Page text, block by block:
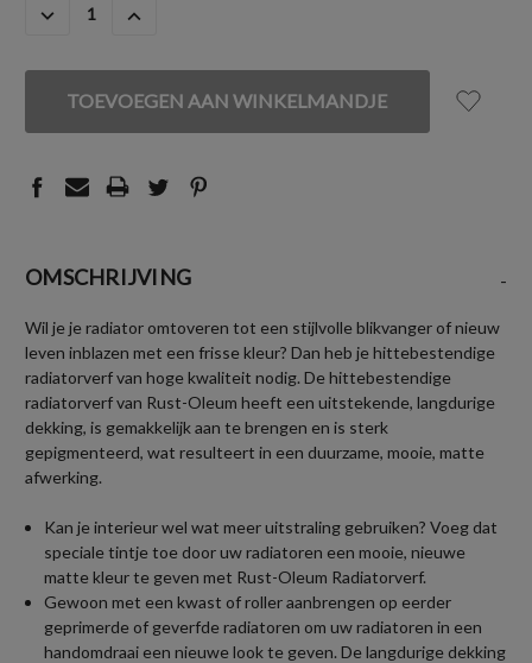
HOEVEELHEID
VAN
UNDEFINED
HOEVEELHEID
VAN
UNDEFINED
OMSCHRIJVING -
Wil je je radiator omtoveren tot een stijlvolle blikvanger of nieuw
leven inblazen met een frisse kleur? Dan heb je hittebestendige
radiatorverf van hoge kwaliteit nodig. De hittebestendige
radiatorverf van Rust-Oleum heeft een uitstekende, langdurige
dekking, is gemakkelijk aan te brengen en is sterk
gepigmenteerd, wat resulteert in een duurzame, mooie, matte
afwerking.
Kan je interieur wel wat meer uitstraling gebruiken? Voeg dat
speciale tintje toe door uw radiatoren een mooie, nieuwe
matte kleur te geven met Rust-Oleum Radiatorverf.
Gewoon met een kwast of roller aanbrengen op eerder
geprimerde of geverfde radiatoren om uw radiatoren in een
handomdraai een nieuwe look te geven. De langdurige dekking